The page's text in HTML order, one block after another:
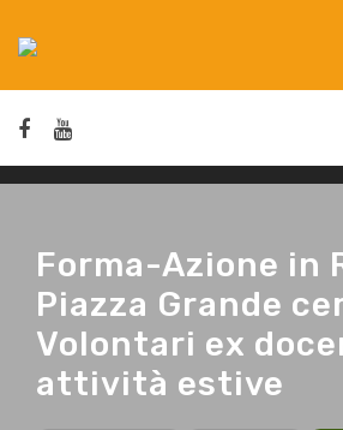
Forma-Azione in
Piazza Grande
Volontari ex
attività estive